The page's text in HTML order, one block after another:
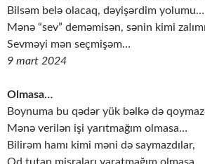
Bilsəm belə olacaq, dəyişərdim yolumu…
Mənə “sev” deməmisən, sənin kimi zalımı
Sevməyi mən seçmişəm…
9 mart 2024
Olmasa…
Boynuma bu qədər yük bəlkə də
Mənə verilən işi yarıtmağım olmasa…
Bilirəm hamı kimi məni də saymazdılar,